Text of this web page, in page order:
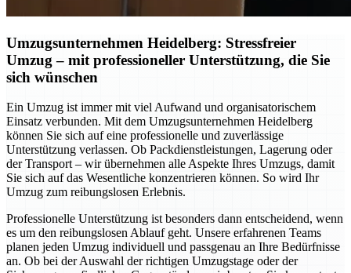
Umzugsunternehmen Heidelberg: Stressfreier
Umzug – mit professioneller Unterstützung, die Sie
sich wünschen
Ein Umzug ist immer mit viel Aufwand und organisatorischem
Einsatz verbunden. Mit dem Umzugsunternehmen Heidelberg
können Sie sich auf eine professionelle und zuverlässige
Unterstützung verlassen. Ob Packdienstleistungen, Lagerung oder
der Transport – wir übernehmen alle Aspekte Ihres Umzugs, damit
Sie sich auf das Wesentliche konzentrieren können. So wird Ihr
Umzug zum reibungslosen Erlebnis.
Professionelle Unterstützung ist besonders dann entscheidend, wenn
es um den reibungslosen Ablauf geht. Unsere erfahrenen Teams
planen jeden Umzug individuell und passgenau an Ihre Bedürfnisse
an. Ob bei der Auswahl der richtigen Umzugstage oder der